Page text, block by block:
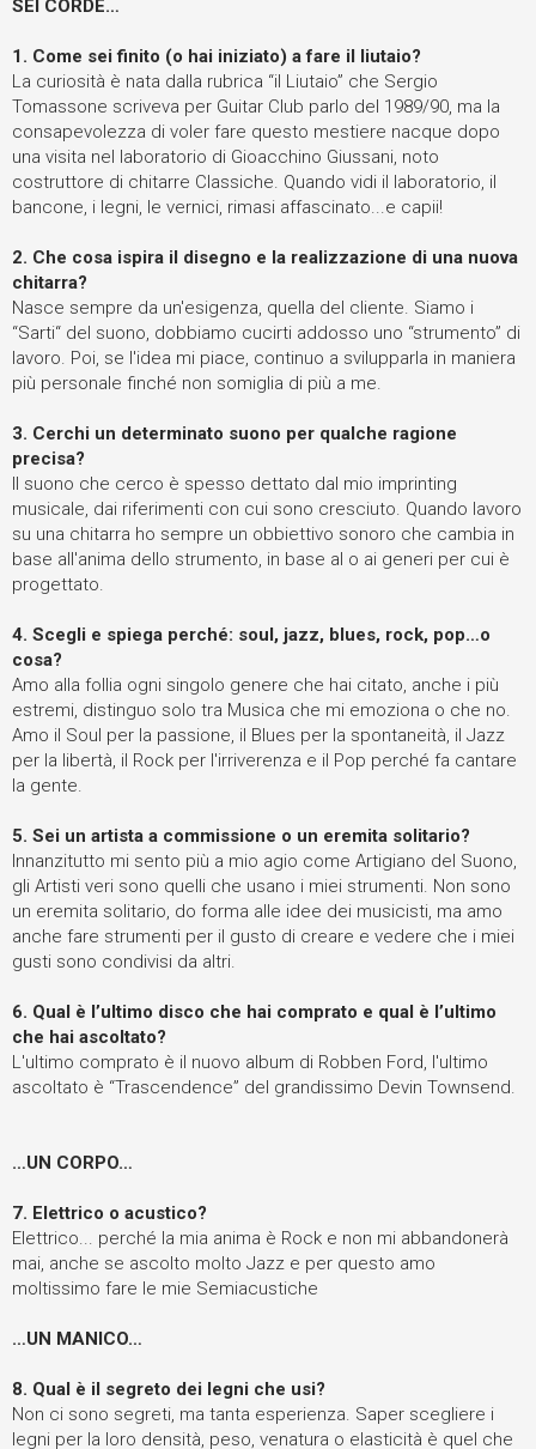
SEI CORDE…
1. Come sei finito (o hai iniziato) a fare il liutaio?
La curiosità è nata dalla rubrica “il Liutaio” che Sergio
Tomassone scriveva per Guitar Club parlo del 1989/90, ma la
consapevolezza di voler fare questo mestiere nacque dopo
una visita nel laboratorio di Gioacchino Giussani, noto
costruttore di chitarre Classiche. Quando vidi il laboratorio, il
bancone, i legni, le vernici, rimasi affascinato...e capii!
2. Che cosa ispira il disegno e la realizzazione di una nuova
chitarra?
Nasce sempre da un'esigenza, quella del cliente. Siamo i
“Sarti“ del suono, dobbiamo cucirti addosso uno “strumento” di
lavoro. Poi, se l'idea mi piace, continuo a svilupparla in maniera
più personale finché non somiglia di più a me.
3. Cerchi un determinato suono per qualche ragione
precisa?
Il suono che cerco è spesso dettato dal mio imprinting
musicale, dai riferimenti con cui sono cresciuto. Quando lavoro
su una chitarra ho sempre un obbiettivo sonoro che cambia in
base all'anima dello strumento, in base al o ai generi per cui è
progettato.
4. Scegli e spiega perché: soul, jazz, blues, rock, pop…o
cosa?
Amo alla follia ogni singolo genere che hai citato, anche i più
estremi, distinguo solo tra Musica che mi emoziona o che no.
Amo il Soul per la passione, il Blues per la spontaneità, il Jazz
per la libertà, il Rock per l'irriverenza e il Pop perché fa cantare
la gente.
5. Sei un artista a commissione o un eremita solitario?
Innanzitutto mi sento più a mio agio come Artigiano del Suono,
gli Artisti veri sono quelli che usano i miei strumenti. Non sono
un eremita solitario, do forma alle idee dei musicisti, ma amo
anche fare strumenti per il gusto di creare e vedere che i miei
gusti sono condivisi da altri.
6. Qual è l’ultimo disco che hai comprato e qual è l’ultimo
che hai ascoltato?
L'ultimo comprato è il nuovo album di Robben Ford, l'ultimo
ascoltato è “Trascendence” del grandissimo Devin Townsend.
…UN CORPO…
7. Elettrico o acustico?
Elettrico... perché la mia anima è Rock e non mi abbandonerà
mai, anche se ascolto molto Jazz e per questo amo
moltissimo fare le mie Semiacustiche
…UN MANICO…
8. Qual è il segreto dei legni che usi?
Non ci sono segreti, ma tanta esperienza. Saper scegliere i
legni per la loro densità, peso, venatura o elasticità è quel che